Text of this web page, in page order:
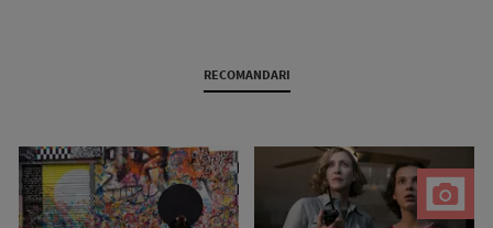
RECOMANDARI